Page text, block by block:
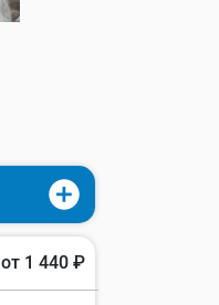
от 1 440 ₽